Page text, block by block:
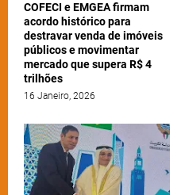
COFECI e EMGEA firmam
acordo histórico para
destravar venda de imóveis
públicos e movimentar
mercado que supera R$ 4
trilhões
16 Janeiro, 2026